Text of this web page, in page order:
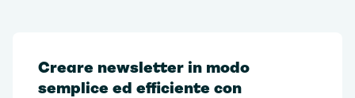
Creare newsletter in modo
semplice ed efficiente con